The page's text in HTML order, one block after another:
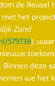
de Reusel
met het
Zand
579738),
Binnen deze
we het